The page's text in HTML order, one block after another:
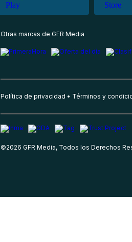
Otras marcas de GFR Media
Política de privacidad Términos y
©2026 GFR Media, Todos los Derechos